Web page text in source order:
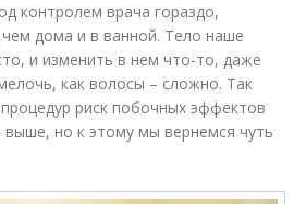
контролем врача гораздо,
дома и в ванной. Тело наше
и изменить в нем что-то, даже
как волосы – сложно. Так
риск побочных эффектов
выше, но к этому мы вернемся чуть